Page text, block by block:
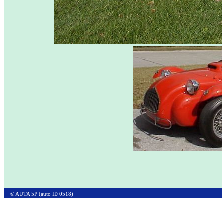
© AUTA 5P (auto ID 0518)